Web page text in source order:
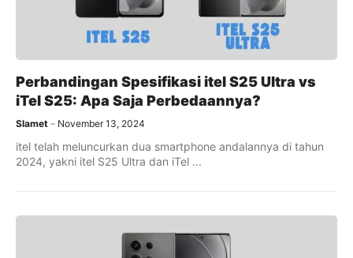
Perbandingan Spesifikasi itel S25 Ultra vs
iTel S25: Apa Saja Perbedaannya?
Slamet November 13, 2024
itel telah meluncurkan dua smartphone andalannya di tahun
2024, yakni itel S25 Ultra dan iTel ...